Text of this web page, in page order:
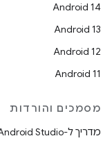
Android 14
Android 13
Android 12
Android 11
מסמכים והורדות
מדריך ל-Android Studio